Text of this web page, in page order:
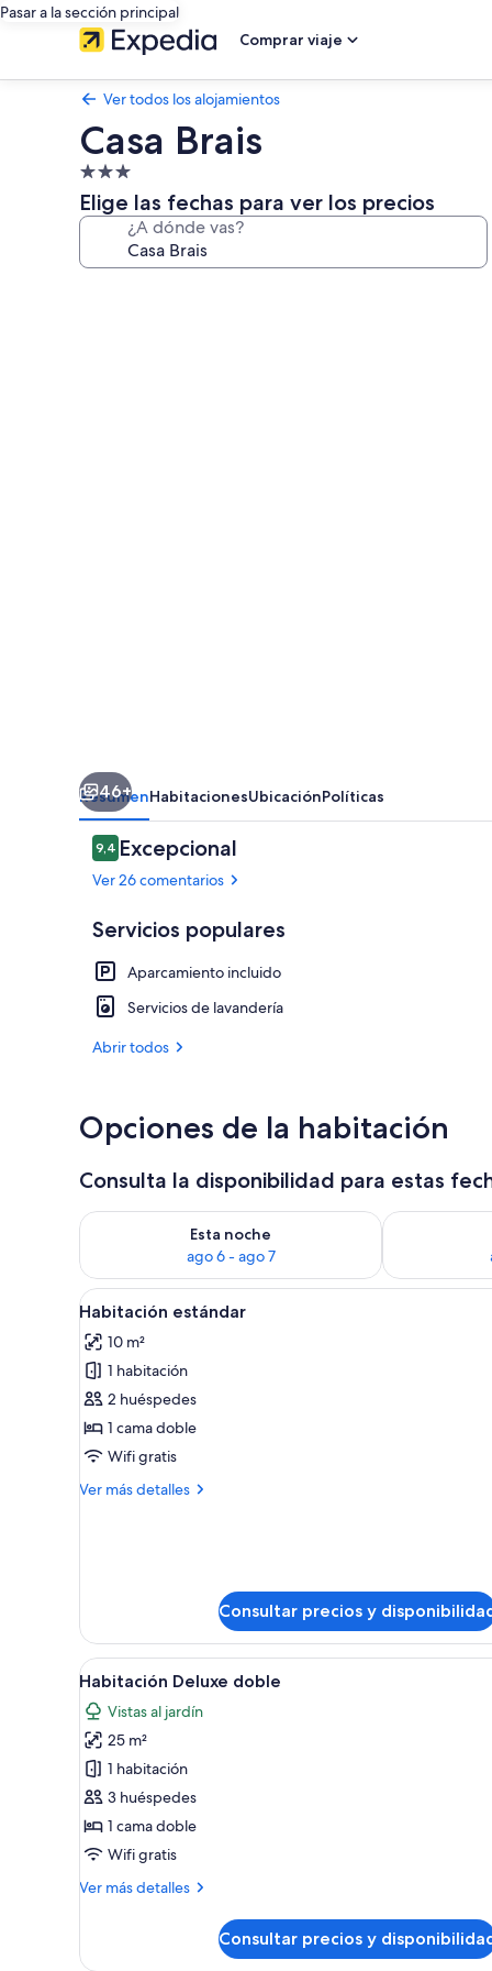
Pasar a la sección principal
Comprar viaje
Ver todos los alojamientos
Casa Brais
Alojamiento
de
3.0 estrellas
Elige las fechas para ver los precios
¿A dónde vas?
46+
ResumenHabitacionesUbicaciónPolíticas
Comentarios
9,49,4 de 10
Excepcional
Ver 26 comentarios
Servicios populares
Aparcamiento incluido
Servicios de lavandería
Abrir todos
Opciones de la habitación
Consulta la disponibilidad para estas
Esta noche
ago 6 - ago 7
Consulta la disponibilidad para esta noche, ago 6 -
Consulta la
Abrir
todas
las
fotos
de
Habitación
estándar
Habitación de hotel con
6
Habitación estándar
10 m²
1 habitación
2 huéspedes
1 cama doble
Wifi gratis
Ver más detalles
Más
Consultar precios y
Abrir
todas
las
fotos
de
Habitación
Deluxe
doble
Una cama bien tendida con
1
Habitación Deluxe doble
Vistas al jardín
25 m²
1 habitación
3 huéspedes
1 cama doble
Wifi gratis
Ver más detalles
Más
Deluxe
Consultar precios y